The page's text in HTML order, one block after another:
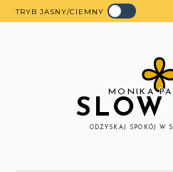
TRYB JASNY/CIEMNY
MONIKA
ODZYSKAJ SPOKÓJ W